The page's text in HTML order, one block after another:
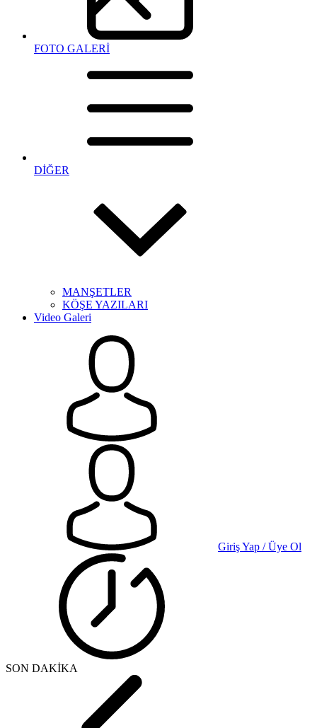
FOTO GALERİ
DİĞER
MANŞETLER
KÖŞE YAZILARI
Video Galeri
Giriş Yap / Üye Ol
SON DAKİKA